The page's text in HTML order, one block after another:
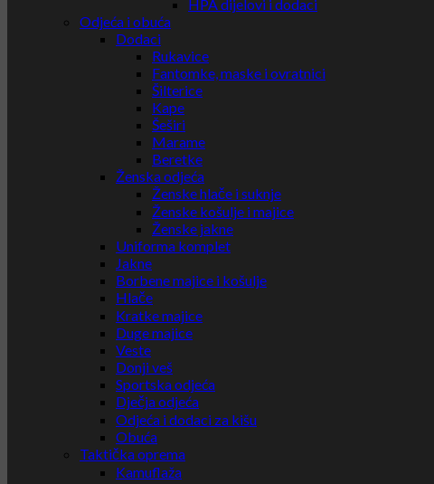
HPA dijelovi i dodaci
Odjeća i obuća
Dodaci
Rukavice
Fantomke, maske i ovratnici
Šilterice
Kape
Šeširi
Marame
Beretke
Ženska odjeća
Ženske hlače i suknje
Ženske košulje i majice
Ženske jakne
Uniforma komplet
Jakne
Borbene majice i košulje
Hlače
Kratke majice
Duge majice
Veste
Donji veš
Sportska odjeća
Dječja odjeća
Odjeća i dodaci za kišu
Obuća
Taktička oprema
Kamuflaža